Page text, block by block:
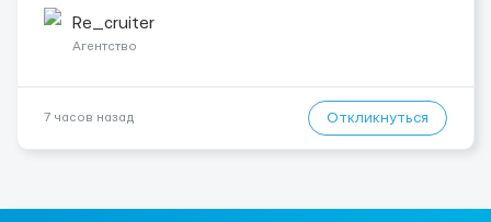
житло — 400 зл. 📦 Обов...
Re_cruiter
Агентство
7 часов назад Откликнуться